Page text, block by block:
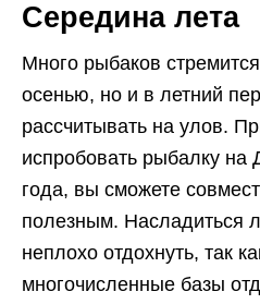
Середина лета
Много рыбаков
осенью, но и в летний
рассчитывать на улов.
испробовать рыбалку на
года, вы сможете
полезным. Насладиться
неплохо отдохнуть, так
многочисленные базы